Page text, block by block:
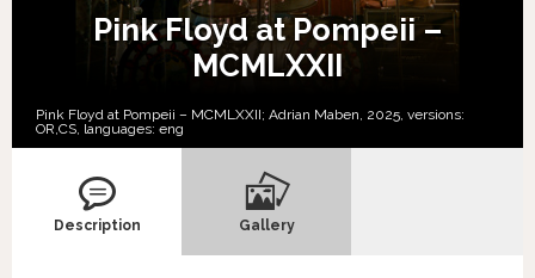
Pink Floyd at Pompeii –
MCMLXXII
Pink Floyd at Pompeii – MCMLXXII; Adrian Maben, 2025, versions:
OR, CS, languages: eng
Description Gallery